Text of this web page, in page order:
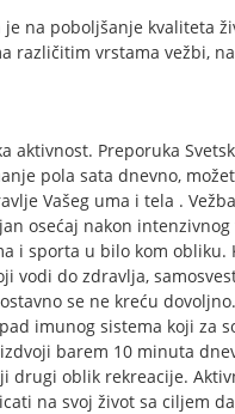
na poboljšanje kvaliteta
različitim vrstama vežbi,
Preporuka
pola sata dnevno,
Vašeg uma i tela .
osećaj nakon
i sporta u bilo kom
vodi do zdravlja,
se ne kreću
imunog sistema koji za
barem 10 minuta
drugi oblik rekreacije.
na svoj život sa ciljem